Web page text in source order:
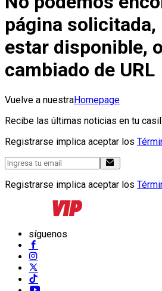
página solicitada,
estar disponible,
cambiado de URL
Vuelve a nuestraHomepage
Recibe las últimas noticias en tu
Registrarse implica aceptar los
Registrarse implica aceptar los
síguenos